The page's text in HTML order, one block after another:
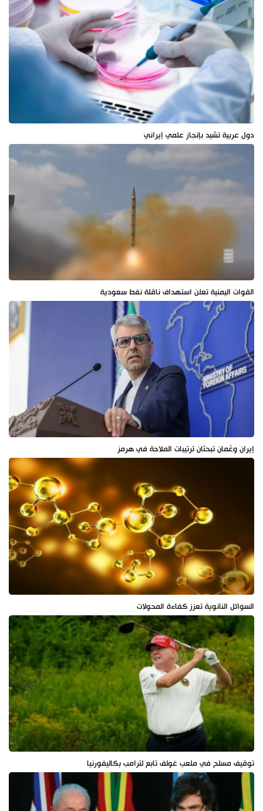
دول عربية تشيد بإنجاز علمي إيراني
القوات اليمنية تعلن استهداف ناقلة نفط سعودية
إيران وعُمان تبحثان ترتيبات الملاحة في هرمز
السوائل النانوية تعزز كفاءة المحولات
توقيف مسلح في ملعب غولف تابع لترامب بكاليفورنيا